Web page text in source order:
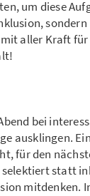
um diese
aller Kraft
bei
ausklingen.
für den
statt
mitdenken.